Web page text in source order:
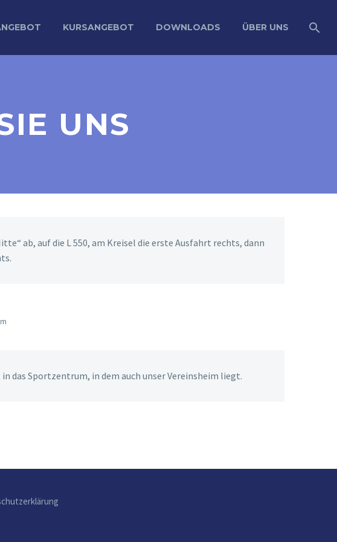
KURSANGEBOT DOWNLOADS ÜBER UNS
UNS
ab, auf die L 550, am Kreisel die erste Ausfahrt rechts, dann
das Sportzentrum, in dem auch unser Vereinsheim liegt.